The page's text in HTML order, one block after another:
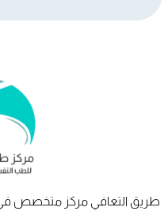
طريقالتعافي
مركز متخصص في